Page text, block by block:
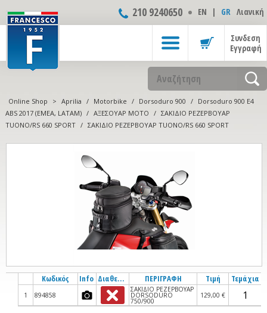
210 9240650 ΕΝ | GR Λιανική
Συνδεση
Εγγραφή
Online Shop > Aprilia / Motorbike / Dorsoduro 900 / Dorsoduro 900 E4
ABS 2017 (EMEA, LATAM) / ΑΞΕΣΟΥΑΡ ΜOTO / ΣΑΚΙΔΙΟ ΡΕΖΕΡΒΟΥΑΡ
TUONO/RS 660 SPORT / ΣΑΚΙΔΙΟ ΡΕΖΕΡΒΟΥΑΡ TUONO/RS 660 SPORT
Κωδικός Info Διαθεσιμότητα ΠΕΡΙΓΡΑΦΗ Τιμή Τεμάχια
1 894858
ΣΑΚΙΔΙΟ ΡΕΖΕΡΒΟΥΑΡ
DORSODURO
750/900
129,00 €